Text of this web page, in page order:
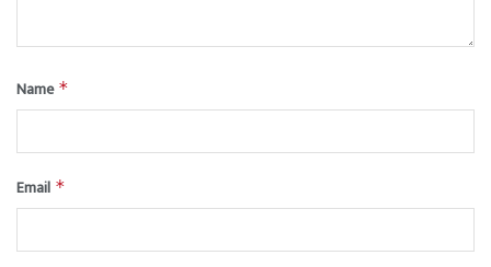
Name *
Email *